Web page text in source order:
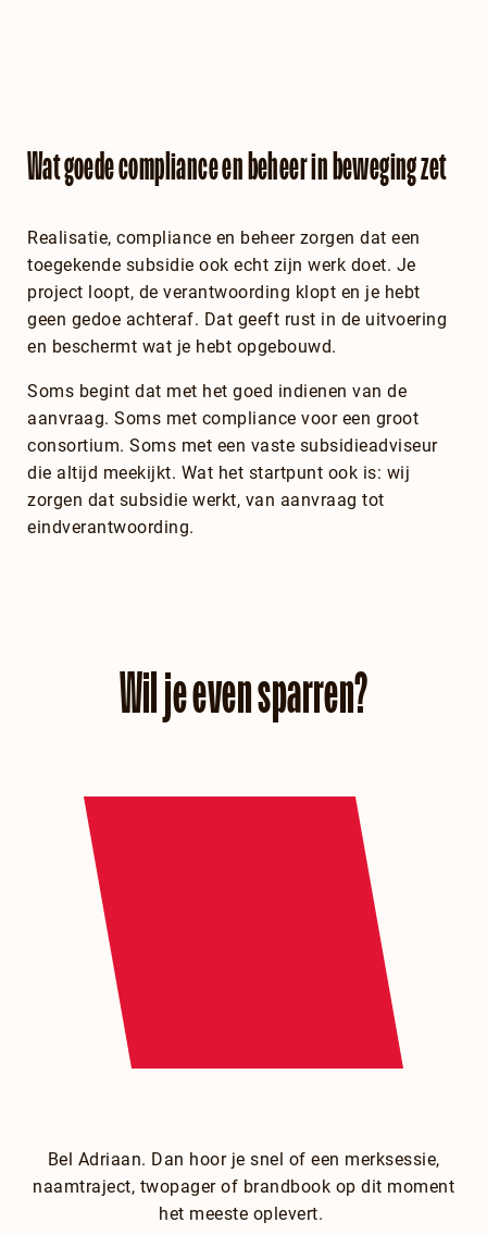
Wat goede compliance en beheer in beweging zet
Realisatie, compliance en beheer zorgen dat een
toegekende subsidie ook echt zijn werk doet. Je
project loopt, de verantwoording klopt en je hebt
geen gedoe achteraf. Dat geeft rust in de uitvoering
en beschermt wat je hebt opgebouwd.
Soms begint dat met het goed indienen van de
aanvraag. Soms met compliance voor een groot
consortium. Soms met een vaste subsidieadviseur
die altijd meekijkt. Wat het startpunt ook is: wij
zorgen dat subsidie werkt, van aanvraag tot
eindverantwoording.
Wil je even sparren?
Bel Adriaan. Dan hoor je snel of een merksessie,
naamtraject, twopager of brandbook op dit moment
het meeste oplevert.